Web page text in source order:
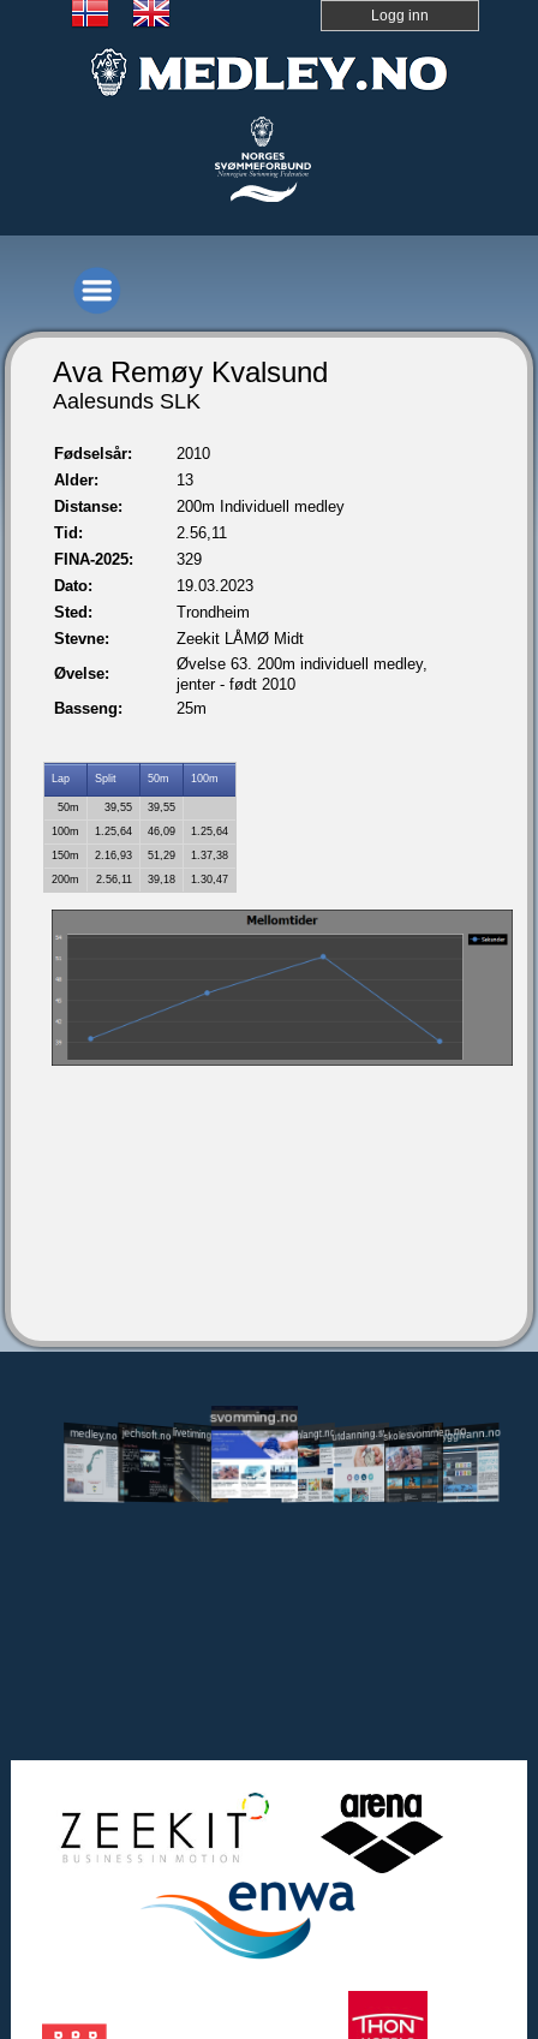
Logg inn
Ava Remøy Kvalsund
Aalesunds SLK
Fødselsår:
2010
Alder:
13
Distanse:
200m Individuell medley
Tid:
2.56,11
FINA-2025:
329
Dato:
19.03.2023
Sted:
Trondheim
Stevne:
Zeekit LÅMØ Midt
Øvelse:
Øvelse 63. 200m individuell medley,
jenter - født 2010
Basseng:
25m
Lap Split 50m 100m
50m 39,55
39,55
100m
1.25,64 46,09
1.25,64
150m
2.16,93 51,29
1.37,38
200m
2.56,11 39,18 1.30,47
medley.no jechsoft.nolivetiming.medley.no
svomming.no
svomlangt.noutdanning.svomming.no
skolesvommen.notryggivann.no